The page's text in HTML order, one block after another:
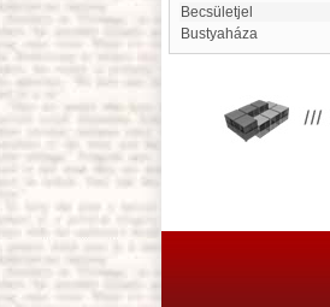
Becsületjel
Bustyaháza